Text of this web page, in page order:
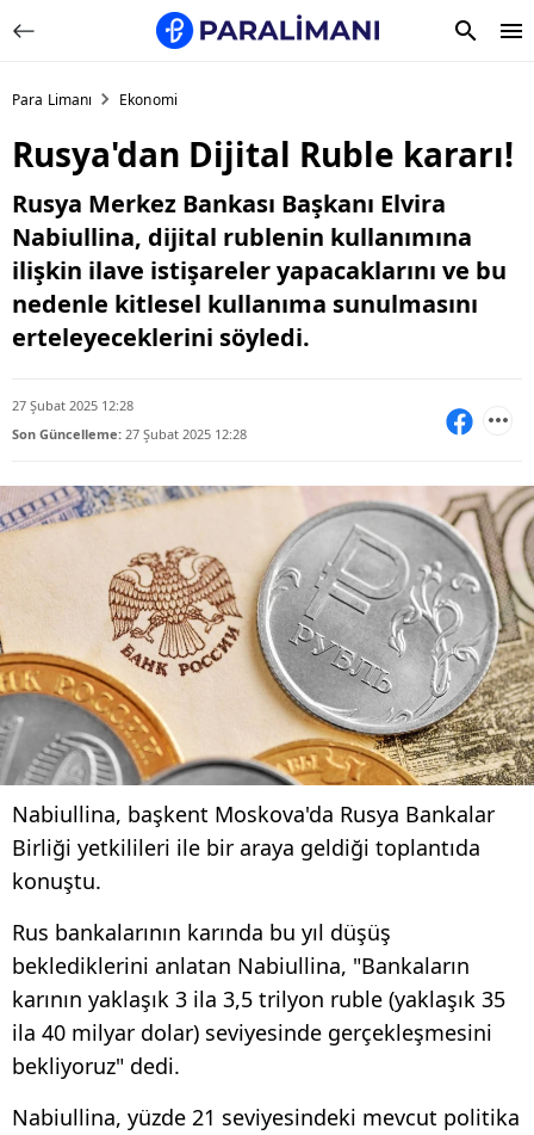
Para Limanı Ekonomi
Rusya'dan Dijital Ruble kararı!
Rusya Merkez Bankası Başkanı Elvira
Nabiullina, dijital rublenin kullanımına
ilişkin ilave istişareler yapacaklarını ve bu
nedenle kitlesel kullanıma sunulmasını
erteleyeceklerini söyledi.
27 Şubat 2025 12:28
Son Güncelleme: 27 Şubat 2025 12:28
Nabiullina, başkent Moskova'da Rusya Bankalar
Birliği yetkilileri ile bir araya geldiği toplantıda
konuştu.
Rus bankalarının karında bu yıl düşüş
beklediklerini anlatan Nabiullina, "Bankaların
karının yaklaşık 3 ila 3,5 trilyon ruble (yaklaşık 35
ila 40 milyar dolar) seviyesinde gerçekleşmesini
bekliyoruz" dedi.
Nabiullina, yüzde 21 seviyesindeki mevcut politika